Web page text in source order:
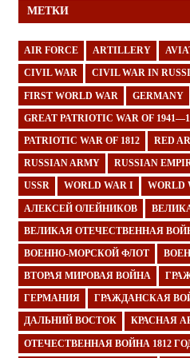
МЕТКИ
AIR FORCE ARTILLERY
CIVIL WAR CIVIL WAR IN
FIRST WORLD WAR GERMANY
GREAT PATRIOTIC WAR OF
PATRIOTIC WAR OF 1812 RED
RUSSIAN ARMY RUSSIAN
USSR WORLD WAR I WORLD
АЛЕКСЕЙ ОЛЕЙНИКОВ
ВЕЛИКАЯ ОТЕЧЕСТВЕННАЯ
ВОЕННО-МОРСКОЙ ФЛОТ
ВТОРАЯ МИРОВАЯ ВОЙНА
ГЕРМАНИЯ ГРАЖДАНСКАЯ
ДАЛЬНИЙ ВОСТОК КРАСНАЯ
ОТЕЧЕСТВЕННАЯ ВОЙНА 1812